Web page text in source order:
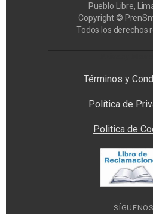
Pueblo Libre,
Copyright ©
Todos los derechos
Términos y
Política de
Politica de
SÍGUENOS